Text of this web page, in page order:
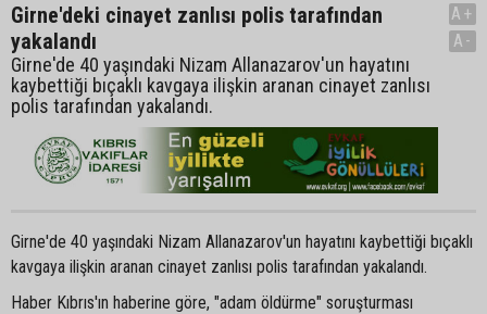
Girne'deki cinayet zanlısı polis tarafından
yakalandı
Girne'de 40 yaşındaki Nizam Allanazarov'un hayatını
kaybettiği bıçaklı kavgaya ilişkin aranan cinayet zanlısı
polis tarafından yakalandı.
A+
A-
Girne'de 40 yaşındaki Nizam Allanazarov'un hayatını kaybettiği bıçaklı
kavgaya ilişkin aranan cinayet zanlısı polis tarafından yakalandı.
Haber Kıbrıs'ın haberine göre, "adam öldürme" soruşturması